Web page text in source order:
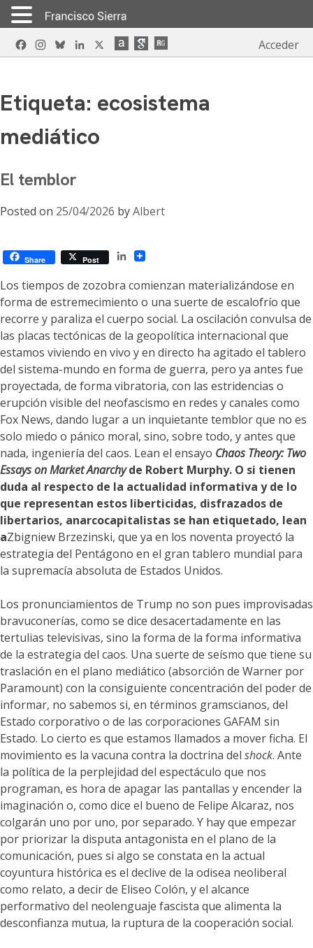
Skip
to
FacebookInstagram
BlueskyLinkedIn Acceder
Etiqueta: ecosistema
mediático
El temblor
Posted on 25/04/2026 byAlbert
Share Post
LinkedIn
Los tiempos de zozobra comienzan materializándose en
forma de estremecimiento o una suerte de escalofrío que
recorre y paraliza el cuerpo social. La oscilación convulsa de
las placas tectónicas de la geopolítica internacional que
estamos viviendo en vivo y en directo ha agitado el tablero
del sistema-mundo en forma de guerra, pero ya antes fue
proyectada, de forma vibratoria, con las estridencias o
erupción visible del neofascismo en redes y canales como
Fox News, dando lugar a un inquietante temblor que no es
solo miedo o pánico moral, sino, sobre todo, y antes que
nada, ingeniería del caos. Lean el ensayo Chaos Theory: Two
Essays on Market Anarchyde Robert Murphy. O si tienen
duda al respecto de la actualidad informativa y de lo
que representan estos liberticidas, disfrazados de
libertarios, anarcocapitalistas se han etiquetado, lean
aZbigniew Brzezinski, que ya en los noventa proyectó la
estrategia del Pentágono en el gran tablero mundial para
la supremacía absoluta de Estados Unidos.
Los pronunciamientos de Trump no son pues improvisadas
bravuconerías, como se dice desacertadamente en las
tertulias televisivas, sino la forma de la forma informativa
de la estrategia del caos. Una suerte de seísmo que tiene su
traslación en el plano mediático (absorción de Warner por
Paramount) con la consiguiente concentración del poder de
informar, no sabemos si, en términos gramscianos, del
Estado corporativo o de las corporaciones GAFAM sin
Estado. Lo cierto es que estamos llamados a mover ficha. El
movimiento es la vacuna contra la doctrina del shock. Ante
la política de la perplejidad del espectáculo que nos
programan, es hora de apagar las pantallas y encender la
imaginación o, como dice el bueno de Felipe Alcaraz, nos
colgarán uno por uno, por separado. Y hay que empezar
por priorizar la disputa antagonista en el plano de la
comunicación, pues si algo se constata en la actual
coyuntura histórica es el declive de la odisea neoliberal
como relato, a decir de Eliseo Colón, y el alcance
performativo del neolenguaje fascista que alimenta la
desconfianza mutua, la ruptura de la cooperación social.